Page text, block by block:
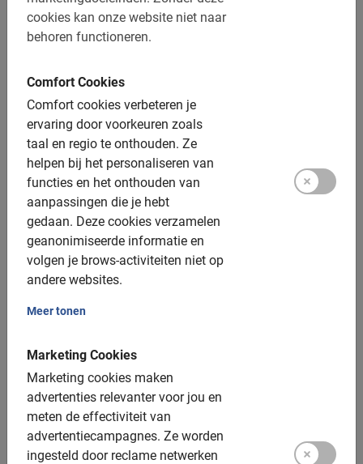
cookies kan onze website niet naar
behoren functioneren.
Comfort Cookies
Comfort cookies verbeteren je
ervaring door voorkeuren zoals
taal en regio te onthouden. Ze
helpen bij het personaliseren van
functies en het onthouden van
aanpassingen die je hebt
gedaan. Deze cookies verzamelen
geanonimiseerde informatie en
volgen je brows-activiteiten niet op
andere websites.
Meer tonen
Marketing Cookies
Marketing cookies maken
advertenties relevanter voor jou en
meten de effectiviteit van
advertentiecampagnes. Ze worden
ingesteld door reclame netwerken
De betaling is vooraf via de website
Gratis wijzigen of annuleren tot 24u vooraf
Toegankelijk voor alle fietsers
Inclusief:
Gebruik van de fiets
Helm
Verzekering
Een enthousiaste gids
Een top ervaring!
Fotomomenten
Extra opties:
Kinderfietsen: op aanvraag, vanaf 9 jaar (135cm)
Kinderzitjes: enkel voor de
Tandem: beschikbaar, €25,- toeslag